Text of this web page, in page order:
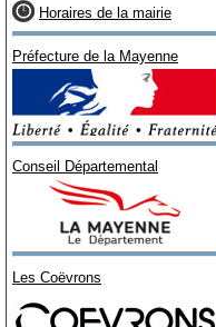
Horaires de la mairie
Préfecture de la Mayenne
Conseil Départemental
Les Coëvrons